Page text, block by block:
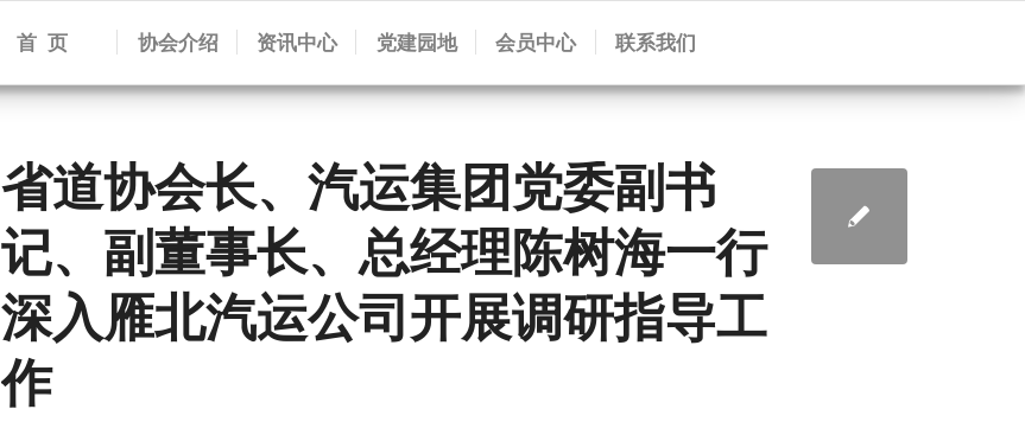
首 页 协会介绍 资讯中心 党建园地 会员中心 联系我们
省道协会长、汽运集团党委副书
记、副董事长、总经理陈树海一行
深入雁北汽运公司开展调研指导工
作